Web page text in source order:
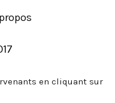
en cliquant sur